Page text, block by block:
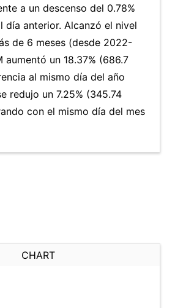
a un descenso del 0.78%
día anterior. Alcanzó el nivel
de 6 meses (desde 2022-
aumentó un 18.37% (686.7
al mismo día del año
redujo un 7.25% (345.74
con el mismo día del mes
CHART